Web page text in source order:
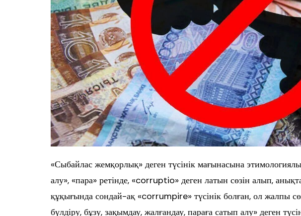
«Сыбайлас жемқорлық» деген түсінік мағынасына
алу», «пара» ретінде, «corruptio» деген латын сөзін алып,
құқығында сондай-ақ «corrumpire» түсінік болған, ол жалпы
бүлдіру, бұзу, зақымдау, жалғандау, параға сатып алу» деген